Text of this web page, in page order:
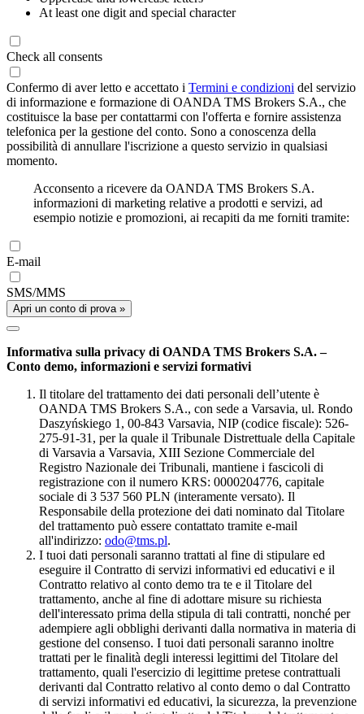
At least one digit and special character
Check all consents
Confermo di aver letto e accettato i Termini e condizioni del servizio
di informazione e formazione di OANDA TMS Brokers S.A., che
costituisce la base per contattarmi con l'offerta e fornire assistenza
telefonica per la gestione del conto. Sono a conoscenza della
possibilità di annullare l'iscrizione a questo servizio in qualsiasi
momento.
Acconsento a ricevere da OANDA TMS Brokers S.A.
informazioni di marketing relative a prodotti e servizi, ad
esempio notizie e promozioni, ai recapiti da me forniti tramite:
E-mail
SMS/MMS
Apri un conto di prova »
Informativa sulla privacy di OANDA TMS Brokers S.A. –
Conto demo, informazioni e servizi formativi
Il titolare del trattamento dei dati personali dell’utente è
OANDA TMS Brokers S.A., con sede a Varsavia, ul. Rondo
Daszyńskiego 1, 00-843 Varsavia, NIP (codice fiscale): 526-
275-91-31, per la quale il Tribunale Distrettuale della Capitale
di Varsavia a Varsavia, XIII Sezione Commerciale del
Registro Nazionale dei Tribunali, mantiene i fascicoli di
registrazione con il numero KRS: 0000204776, capitale
sociale di 3 537 560 PLN (interamente versato). Il
Responsabile della protezione dei dati nominato dal Titolare
del trattamento può essere contattato tramite e-mail
all'indirizzo: odo@tms.pl.
I tuoi dati personali saranno trattati al fine di stipulare ed
eseguire il Contratto di servizi informativi ed educativi e il
Contratto relativo al conto demo tra te e il Titolare del
trattamento, anche al fine di adottare misure su richiesta
dell'interessato prima della stipula di tali contratti, nonché per
adempiere agli obblighi derivanti dalla normativa in materia di
gestione del consenso. I tuoi dati personali saranno inoltre
trattati per le finalità degli interessi legittimi del Titolare del
trattamento, quali l'esercizio di legittime pretese contrattuali
derivanti dal Contratto relativo al conto demo o dal Contratto
di servizi informativi ed educativi, la sicurezza, la prevenzione